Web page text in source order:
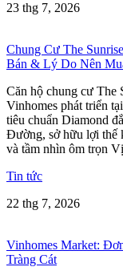
23 thg 7, 2026
Chung Cư The
Bán & Lý Do Nên
Căn hộ chung cư The
Vinhomes phát triển
tiêu chuẩn Diamond
Đường, sở hữu lợi thế
và tầm nhìn ôm trọn
Tin tức
22 thg 7, 2026
Vinhomes Market:
Tràng Cát